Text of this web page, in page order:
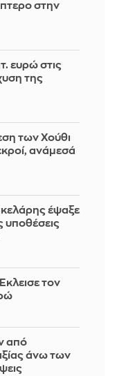
στην
ευρώ στις
της
των Χούθι
ανάμεσά
έψαξε
υποθέσεις
τον
από
άνω των